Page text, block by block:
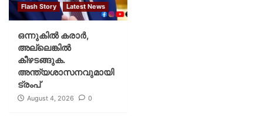
Flash Story Latest News
ഒന്നുകില്‍ കരാര്‍,
അല്ലെങ്കില്‍
കീഴടങ്ങുക.
അന്ത്യശാസനവുമായി
ട്രംപ്
August 4, 2026 0